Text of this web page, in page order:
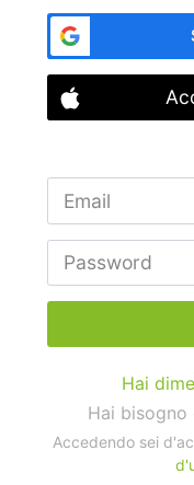
Hai
Hai bisogno
Accedendo sei